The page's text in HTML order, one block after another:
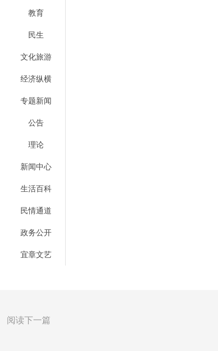
教育
民生
文化旅游
经济纵横
专题新闻
公告
理论
新闻中心
生活百科
民情通道
政务公开
宜章文艺
阅读下一篇